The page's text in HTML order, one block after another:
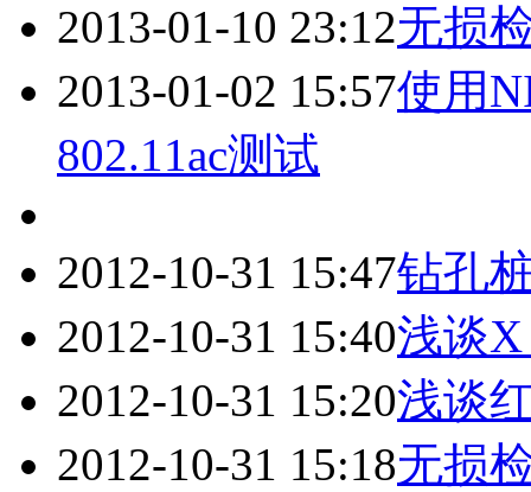
2013-01-10 23:12无损
2013-01-02 15:57使用
802.11ac测试
2012-10-31 15:47钻孔
2012-10-31 15:40浅谈
2012-10-31 15:20浅谈
2012-10-31 15:18无损